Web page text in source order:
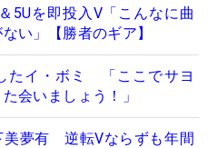
5Uを即投入V「こんなに曲
い」【勝者のギア】
たイ・ボミ 「ここでサヨ
た会いましょう！」
美夢有 逆転Vならずも年間